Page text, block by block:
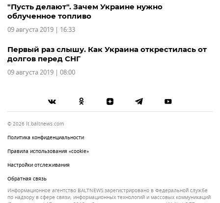
"Пусть делают". Зачем Украине нужно
облученное топливо
09 августа 2019 | 16:33
Первый раз слышу. Как Украина открестилась от
долгов перед СНГ
09 августа 2019 | 08:00
© 2026 lt.baltnews.com
Политика конфиденциальности
Правила использования «cookie»
Настройки отслеживания
Обратная связь
Информационное агентство BALTNEWS зарегистрировано в Федеральной службе
по надзору в сфере связи, информационных технологий и массовых коммуникаций